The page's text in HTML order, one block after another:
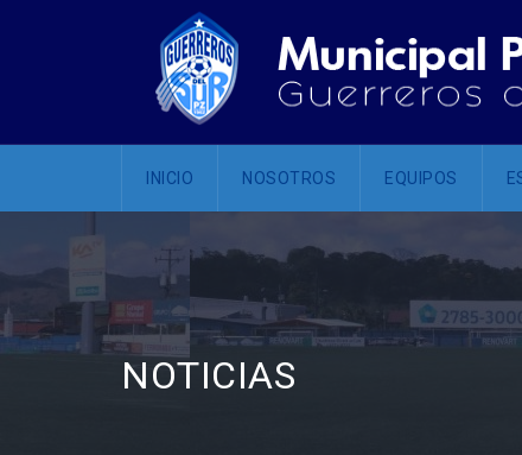
INICIO NOSOTROS EQUIPOS
NOTICIAS